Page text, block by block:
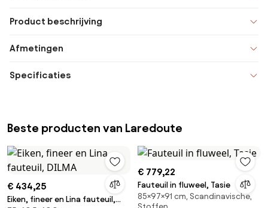
Product beschrijving
Afmetingen
Specificaties
Beste producten van Laredoute
€ 434,25
Eiken, fineer en Lina fauteuil,
€ 779,22
Fauteuil in fluweel, Tasie
85×97×91 cm, Scandinavische,